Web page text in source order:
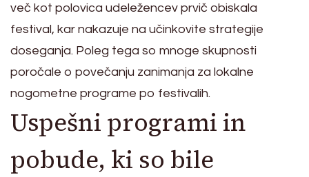
več kot polovica udeležencev prvič obiskala
festival, kar nakazuje na učinkovite strategije
doseganja. Poleg tega so mnoge skupnosti
poročale o povečanju zanimanja za lokalne
nogometne programe po festivalih.
Uspešni programi in
pobude, ki so bile